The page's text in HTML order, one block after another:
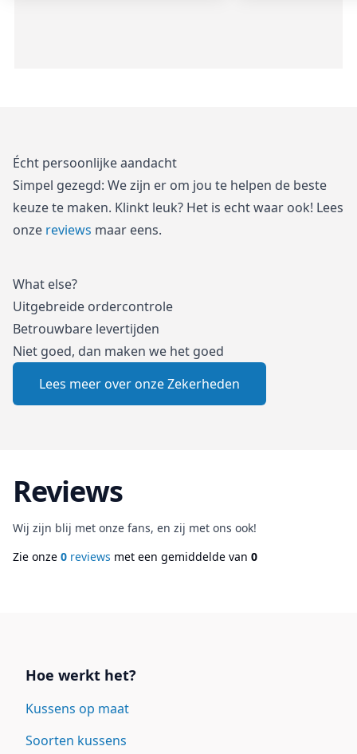
Écht persoonlijke aandacht
Simpel gezegd: We zijn er om jou te helpen de beste
keuze te maken. Klinkt leuk? Het is echt waar ook! Lees
onze reviews maar eens.
What else?
Uitgebreide ordercontrole
Betrouwbare levertijden
Niet goed, dan maken we het goed
Lees meer over onze Zekerheden
Reviews
Wij zijn blij met onze fans, en zij met ons ook!
Zie onze 0 reviews met een gemiddelde van 0
Hoe werkt het?
Kussens op maat
Soorten kussens